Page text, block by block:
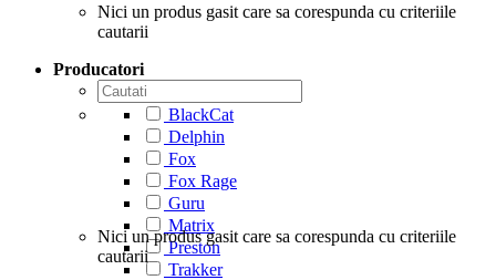
Nici un produs gasit care sa corespunda cu criteriile
cautarii
Producatori
BlackCat
Delphin
Fox
Fox Rage
Guru
Matrix
Preston
Trakker
Nici un produs gasit care sa corespunda cu criteriile
cautarii